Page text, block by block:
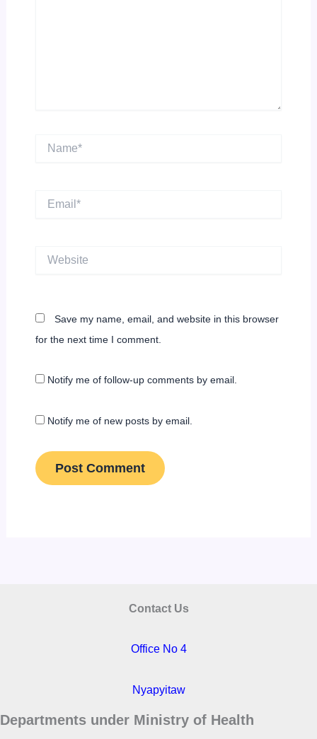
Name*
Save my name, email, and website in this browser
for the next time I comment.
Notify me of follow-up comments by email.
Notify me of new posts by email.
Contact Us
Office No 4
Nyapyitaw
Departments under Ministry of Health